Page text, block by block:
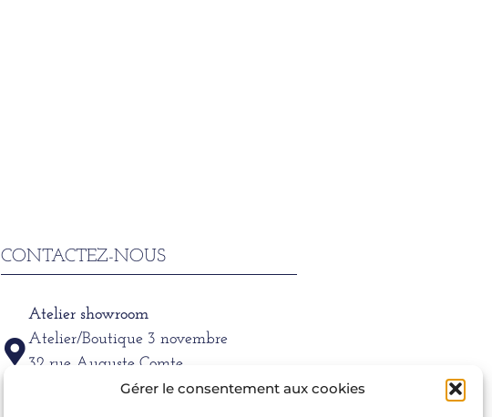
Gérer le consentement aux cookies
CONTACTEZ-NOUS
Atelier showroom
Atelier/Boutique 3 novembre
32 rue Auguste Comte
69002 LYON